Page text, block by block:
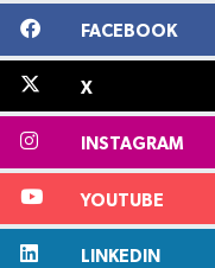
FACEBOOK
X
INSTAGRAM
YOUTUBE
LINKEDIN